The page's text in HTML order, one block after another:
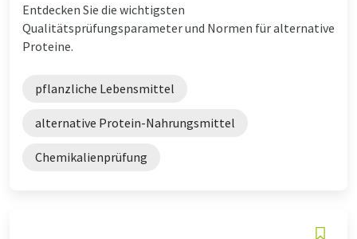
Entdecken Sie die wichtigsten
Qualitätsprüfungsparameter und Normen für alternative
Proteine.
pflanzliche Lebensmittel
alternative Protein-Nahrungsmittel
Chemikalienprüfung